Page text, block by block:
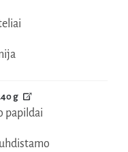
g
papildai